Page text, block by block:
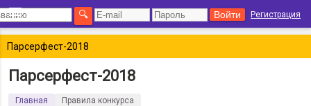
Регистрация
Парсерфест-2018
Парсерфест-2018
Главная Правила конкурса